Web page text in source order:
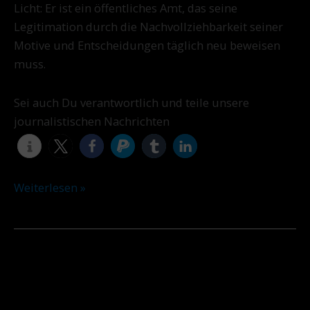
Licht: Er ist ein öffentliches Amt, das seine
Legitimation durch die Nachvollziehbarkeit seiner
Motive und Entscheidungen täglich neu beweisen
muss.
Sei auch Du verantwortlich und teile unsere
journalistischen Nachrichten
Weiterlesen »